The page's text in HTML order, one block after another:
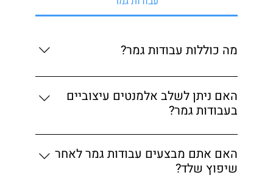
מה כוללות עבודות גמר?
עבודות גמר כוללות טיח, צבע, התקנת ריצוף, תקרה,
חשמל ואינסטלציה, עד קבלת מפתח.
האם ניתן לשלב אלמנטים עיצוביים
בעבודות גמר?
בהחלט! אנו מתאימים את עבודות הגמר לעיצוב
המבוקש ולדרישות הלקוח.
האם אתם מבצעים עבודות גמר לאחר
שיפוץ שלד?